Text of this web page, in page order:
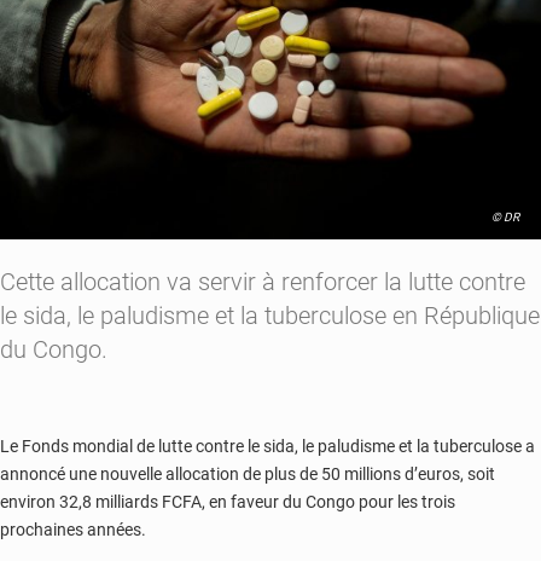
© DR
Cette allocation va servir à renforcer la lutte contre
le sida, le paludisme et la tuberculose en République
du Congo.
Le Fonds mondial de lutte contre le sida, le paludisme et la tuberculose a
annoncé une nouvelle allocation de plus de 50 millions d’euros, soit
environ 32,8 milliards FCFA, en faveur du Congo pour les trois
prochaines années.